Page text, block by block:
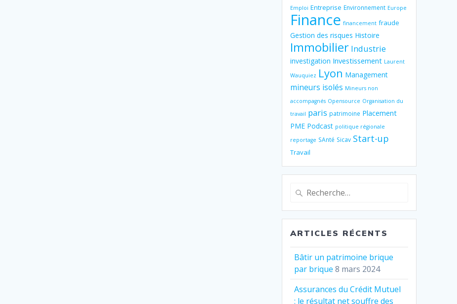
Emploi Entreprise Environnement Europe
Finance financement fraude
Gestion des risques Histoire
Immobilier Industrie
investigation Investissement Laurent
Wauquiez Lyon Management
mineurs isolés Mineurs non
accompagnés Opensource Organisation du
travail paris patrimoine Placement
PME Podcast politique régionale
reportage SAnté Sicav Start-up
Travail
Recherche
:
ARTICLES RÉCENTS
Bâtir un patrimoine brique
par brique 8 mars 2024
Assurances du Crédit Mutuel
: le résultat net souffre des